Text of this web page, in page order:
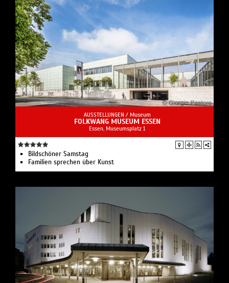
AUSSTELLUNGEN / Museum
FOLKWANG MUSEUM ESSEN
Essen, Museumsplatz 1
Bildschöner Samstag
Familien sprechen über Kunst